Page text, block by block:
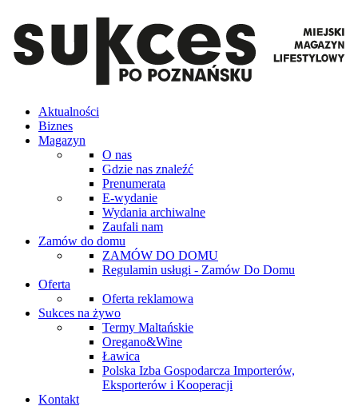
Aktualności
Biznes
Magazyn
O nas
Gdzie nas znaleźć
Prenumerata
E-wydanie
Wydania archiwalne
Zaufali nam
Zamów do domu
ZAMÓW DO DOMU
Regulamin usługi - Zamów Do Domu
Oferta
Oferta reklamowa
Sukces na żywo
Termy Maltańskie
Oregano&Wine
Ławica
Polska Izba Gospodarcza Importerów,
Eksporterów i Kooperacji
Kontakt